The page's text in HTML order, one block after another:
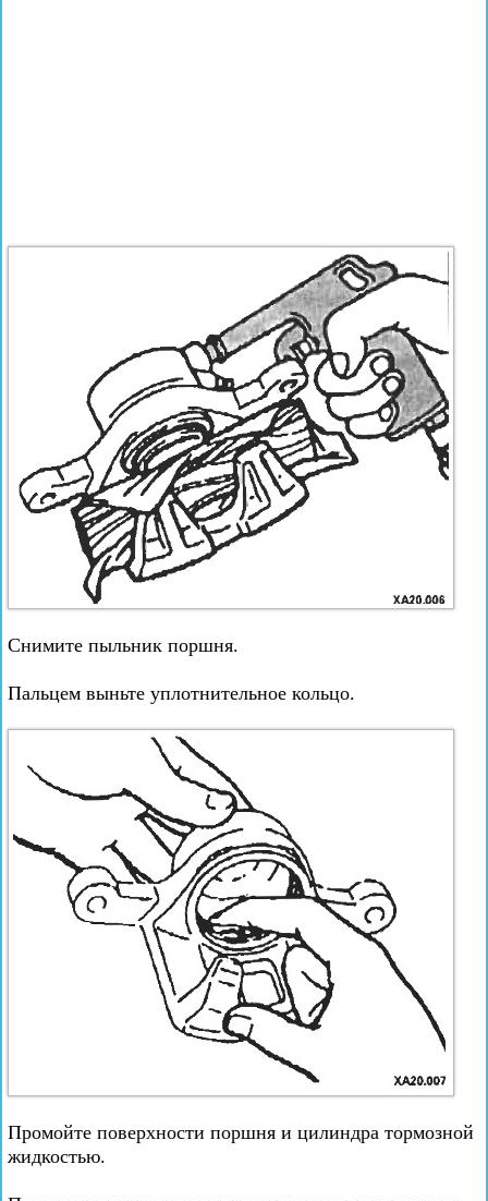
Снимите пыльник поршня.
Пальцем выньте уплотнительное кольцо.
Промойте поверхности поршня и цилиндра тормозной
жидкостью.